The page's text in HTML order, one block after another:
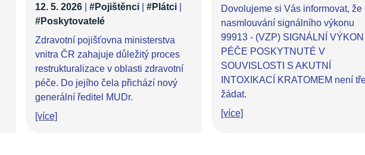
12. 5. 2026 #Pojištěnci #Plátci
#Poskytovatelé
Zdravotní pojišťovna ministerstva
vnitra ČR zahajuje důležitý proces
restrukturalizace v oblasti zdravotní
péče. Do jejího čela přichází nový
generální ředitel MUDr.
[více]
Dovolujeme si Vás informovat, že
nasmlouvání signálního výkonu
99913 - (VZP) SIGNÁLNÍ VÝKON
PÉČE POSKYTNUTÉ V
SOUVISLOSTI S AKUTNÍ
INTOXIKACÍ KRATOMEM není
žádat.
[více]